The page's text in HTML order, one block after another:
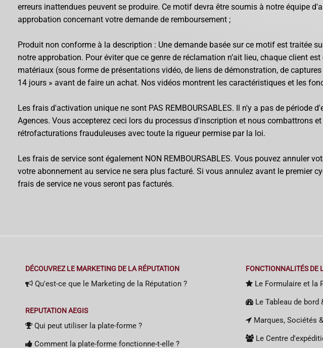
erreurs inattendues peuvent se produire. Ce motif devra être soumis à notre équipe
approbation concernant votre demande de remboursement ;
Produit non conforme à la description : Une demande basée sur ce motif est traitée
notre approbation. Pour éviter que ce genre de réclamation n’ait lieu, chaque client
matériaux (sous forme de présentations vidéo, de liens de démonstration, de
14 jours » avant de faire un achat. Nos vidéos montrent les caractéristiques et les
Les frais d'activation unique ne sont PAS REMBOURSABLES. Il n'y a pas de période
Agences. Vous accepterez ceci lors du processus d'inscription et nous combattrons
rétrofacturations frauduleuses avec toute la rigueur permise par la loi.
Les frais de service sont également NON REMBOURSABLES. Vous pouvez annuler
votre abonnement au service ne sera plus facturé. Si vous annulez avant le premier
frais de service ne vous seront pas facturés.
DÉCOUVREZ LE MARKETING DE LA RÉPUTATION
Qu'est-ce que le Marketing de la Réputation ?
REPUTATION AEGIS
Qui peut utiliser la plate-forme ?
Comment la plate-forme fonctionne-t-elle ?
FONCTIONNALITÉS DE
Le Formulaire et la
Le Tableau de
Marques, Sociétés
Le Centre